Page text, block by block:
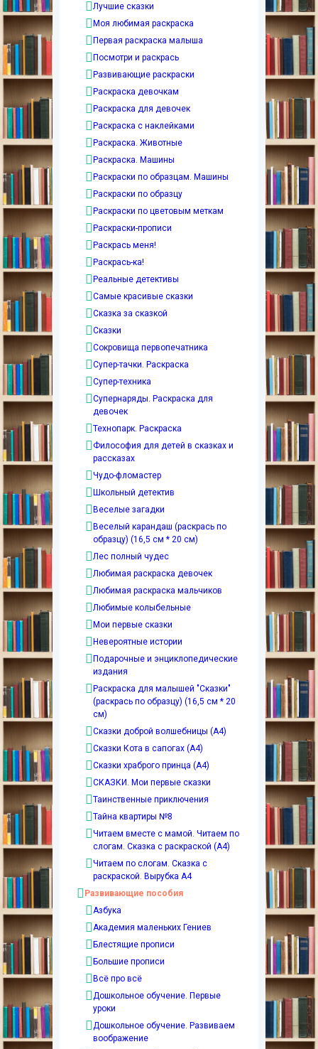
Лучшие сказки
Моя любимая раскраска
Первая раскраска малыша
Посмотри и раскрась
Развивающие раскраски
Раскраска девочкам
Раскраска для девочек
Раскраска с наклейками
Раскраска. Животные
Раскраска. Машины
Раскраски по образцам. Машины
Раскраски по образцу
Раскраски по цветовым меткам
Раскраски-прописи
Раскрась меня!
Раскрась-ка!
Реальные детективы
Самые красивые сказки
Сказка за сказкой
Сказки
Сокровища первопечатника
Супер-тачки. Раскраска
Супер-техника
Супернаряды. Раскраска для
девочек
Технопарк. Раскраска
Философия для детей в сказках и
рассказах
Чудо-фломастер
Школьный детектив
Веселые загадки
Веселый карандаш (раскрась по
образцу) (16,5 см * 20 см)
Лес полный чудес
Любимая раскраска девочек
Любимая раскраска мальчиков
Любимые колыбельные
Мои первые сказки
Невероятные истории
Подарочные и энциклопедические
издания
Раскраска для малышей "Сказки"
(раскрась по образцу) (16,5 см * 20
см)
Сказки доброй волшебницы (А4)
Сказки Кота в сапогах (А4)
Сказки храброго принца (А4)
СКАЗКИ. Мои первые сказки
Таинственные приключения
Тайна квартиры №8
Читаем вместе с мамой. Читаем по
слогам. Сказка с раскраской (А4)
Читаем по слогам. Сказка с
раскраской. Вырубка А4
Развивающие пособия
Азбука
Академия маленьких Гениев
Блестящие прописи
Большие прописи
Всё про всё
Дошкольное обучение. Первые
уроки
Дошкольное обучение. Развиваем
воображение